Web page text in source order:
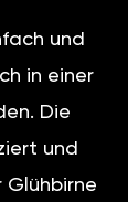
und
in einer
Die
und